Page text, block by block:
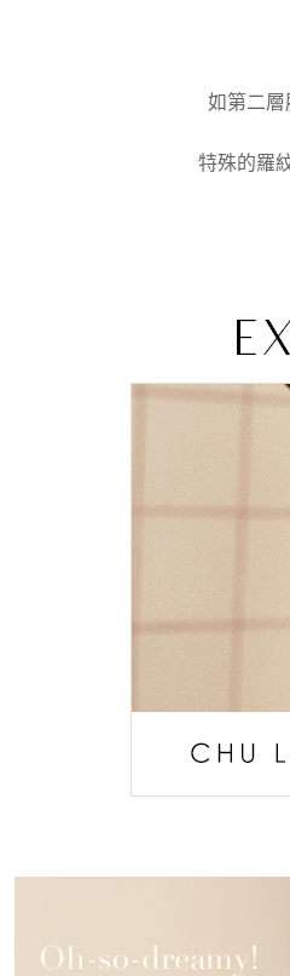
如第二層
特殊的羅